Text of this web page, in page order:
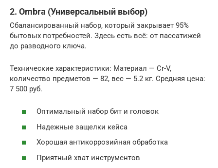
2. Ombra (Универсальный выбор)
Сбалансированный набор, который закрывает 95%
бытовых потребностей. Здесь есть всё: от пассатижей
до разводного ключа.
Технические характеристики: Материал — Cr-V,
количество предметов — 82, вес — 5.2 кг. Средняя цена:
7 500 руб.
Оптимальный набор бит и головок
Надежные защелки кейса
Хорошая антикоррозийная обработка
Приятный хват инструментов